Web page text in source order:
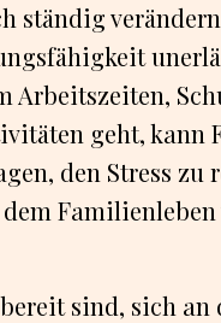
ständig
Arbeitszeiten,
geht, kann
den Stress zu
Familienleben
sind, sich an